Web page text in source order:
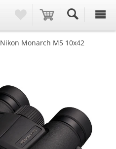
Nikon Monarch M5 10x42